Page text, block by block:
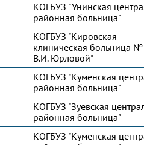
КОГБУЗ "Унинская
районная больница"
КОГБУЗ "Кировская
клиническая больница
В.И. Юрловой"
КОГБУЗ "Куменская
районная больница"
КОГБУЗ "Зуевская
районная больница"
КОГБУЗ "Куменская